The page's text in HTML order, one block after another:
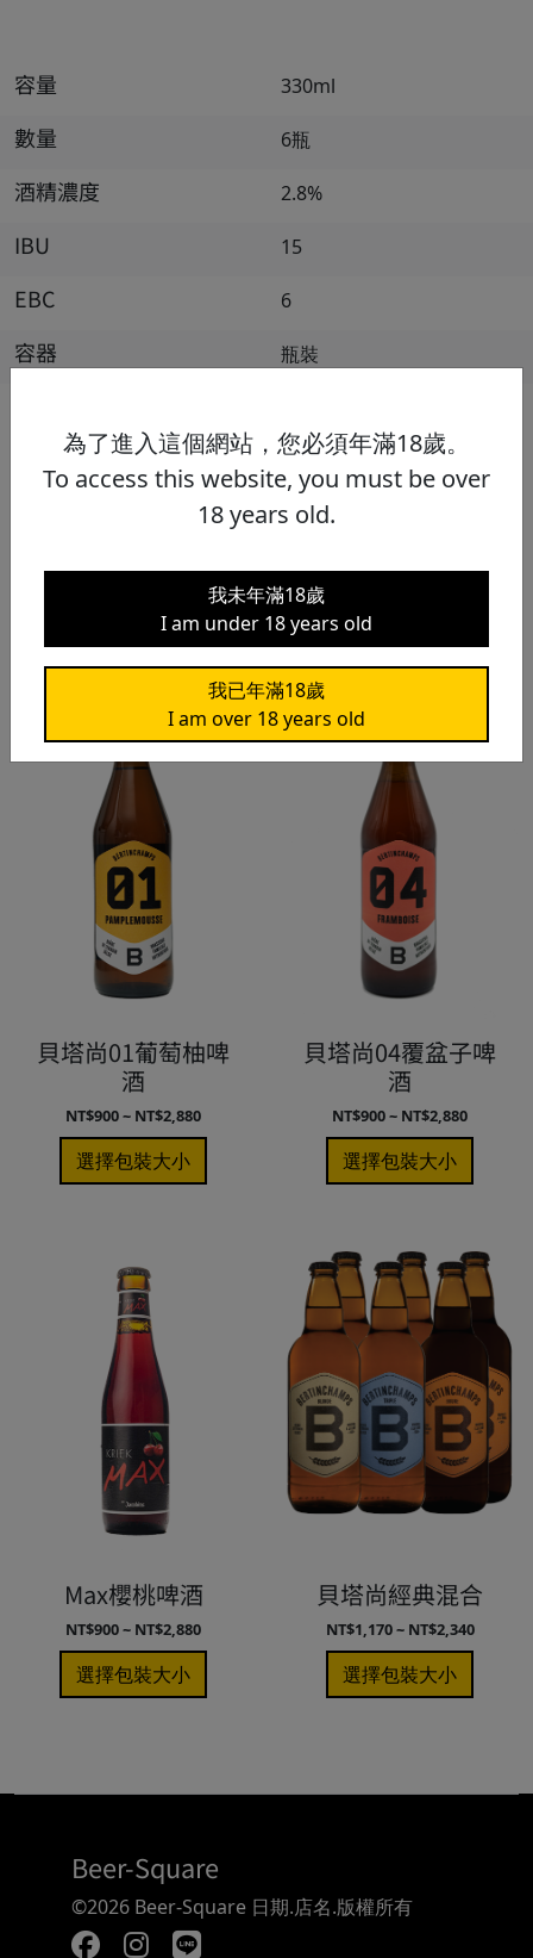
容量 330ml
數量 6瓶
酒精濃度 2.8%
IBU 15
EBC 6
容器 瓶裝
貝塔尚01葡萄柚啤
酒
NT$900 ~ NT$2,880
選擇包裝大小
貝塔尚04覆盆子啤
酒
NT$900 ~ NT$2,880
選擇包裝大小
Max櫻桃啤酒
NT$900 ~ NT$2,880
選擇包裝大小
貝塔尚經典混合
NT$1,170 ~ NT$2,340
選擇包裝大小
Beer-Square
©2026 Beer-Square 日期.店名.版權所有
為了進入這個網站，您必須年滿18歲。
To access this website, you must be over
18 years old.
我未年滿18歲
I am under 18 years old
我已年滿18歲
I am over 18 years old